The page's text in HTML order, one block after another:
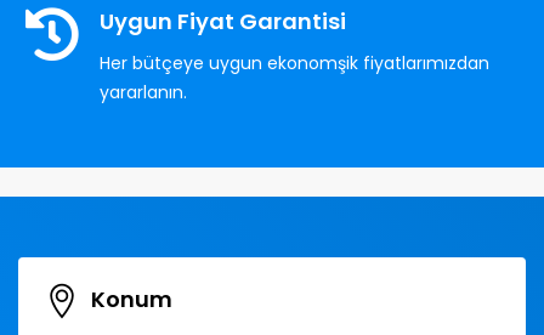
Uygun Fiyat Garantisi
Her bütçeye uygun ekonomşik fiyatlarımızdan
yararlanın.
Konum